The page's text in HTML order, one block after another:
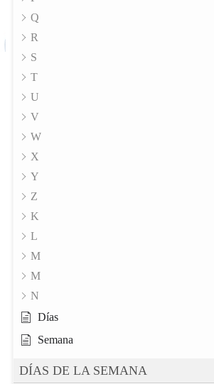
Q
R
S
T
U
V
W
X
Y
Z
K
L
M
M
N
Días
Semana
DÍAS DE LA SEMANA